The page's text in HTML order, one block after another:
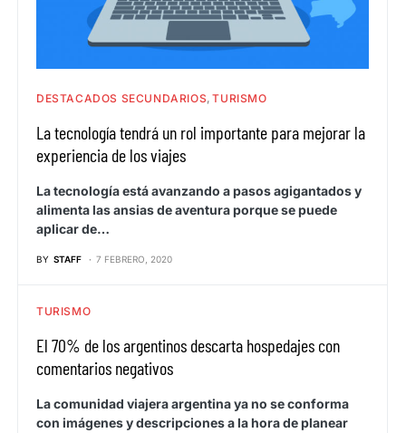
DESTACADOS SECUNDARIOS TURISMO
La tecnología tendrá un rol importante para mejorar la
experiencia de los viajes
La tecnología está avanzando a pasos agigantados y
alimenta las ansias de aventura porque se puede
aplicar de…
BY STAFF 7 FEBRERO, 2020
TURISMO
El 70% de los argentinos descarta hospedajes con
comentarios negativos
La comunidad viajera argentina ya no se conforma
con imágenes y descripciones a la hora de planear